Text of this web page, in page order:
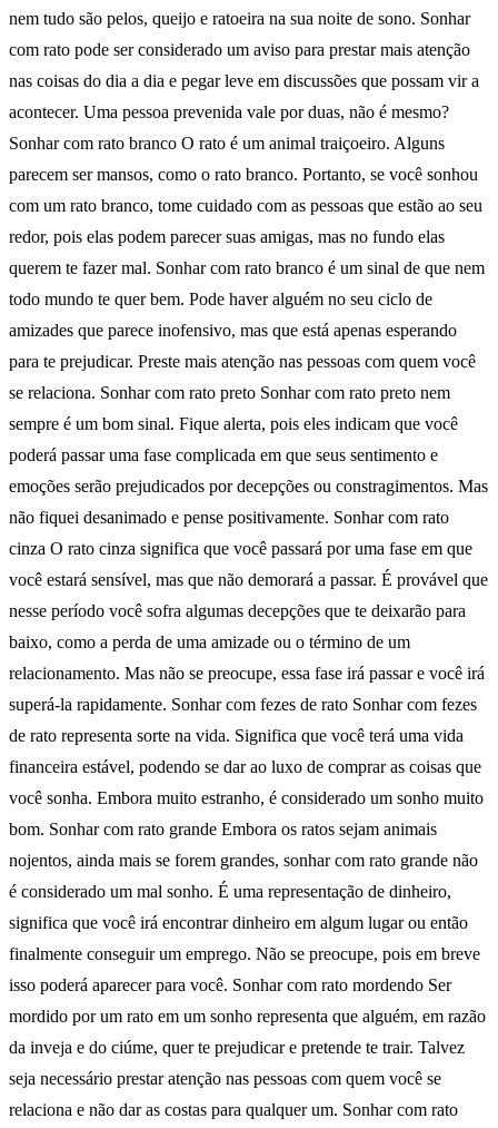
nem tudo são pelos, queijo e ratoeira na sua noite de sono. Sonhar
com rato pode ser considerado um aviso para prestar mais atenção
nas coisas do dia a dia e pegar leve em discussões que possam vir a
acontecer. Uma pessoa prevenida vale por duas, não é mesmo?
Sonhar com rato branco O rato é um animal traiçoeiro. Alguns
parecem ser mansos, como o rato branco. Portanto, se você sonhou
com um rato branco, tome cuidado com as pessoas que estão ao seu
redor, pois elas podem parecer suas amigas, mas no fundo elas
querem te fazer mal. Sonhar com rato branco é um sinal de que nem
todo mundo te quer bem. Pode haver alguém no seu ciclo de
amizades que parece inofensivo, mas que está apenas esperando
para te prejudicar. Preste mais atenção nas pessoas com quem você
se relaciona. Sonhar com rato preto Sonhar com rato preto nem
sempre é um bom sinal. Fique alerta, pois eles indicam que você
poderá passar uma fase complicada em que seus sentimento e
emoções serão prejudicados por decepções ou constragimentos. Mas
não fiquei desanimado e pense positivamente. Sonhar com rato
cinza O rato cinza significa que você passará por uma fase em que
você estará sensível, mas que não demorará a passar. É provável que
nesse período você sofra algumas decepções que te deixarão para
baixo, como a perda de uma amizade ou o término de um
relacionamento. Mas não se preocupe, essa fase irá passar e você irá
superá-la rapidamente. Sonhar com fezes de rato Sonhar com fezes
de rato representa sorte na vida. Significa que você terá uma vida
financeira estável, podendo se dar ao luxo de comprar as coisas que
você sonha. Embora muito estranho, é considerado um sonho muito
bom. Sonhar com rato grande Embora os ratos sejam animais
nojentos, ainda mais se forem grandes, sonhar com rato grande não
é considerado um mal sonho. É uma representação de dinheiro,
significa que você irá encontrar dinheiro em algum lugar ou então
finalmente conseguir um emprego. Não se preocupe, pois em breve
isso poderá aparecer para você. Sonhar com rato mordendo Ser
mordido por um rato em um sonho representa que alguém, em razão
da inveja e do ciúme, quer te prejudicar e pretende te trair. Talvez
seja necessário prestar atenção nas pessoas com quem você se
relaciona e não dar as costas para qualquer um. Sonhar com rato